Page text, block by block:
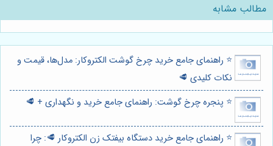
مطالب مشابه
⭐️ راهنمای جامع خرید چرخ گوشت الکتروکار: مدل‌ها، قیمت و
نکات کلیدی 🥩
⭐️ پنجره چرخ گوشت: راهنمای جامع خرید و نگهداری + 🥩
⭐️ راهنمای جامع خرید دستگاه بیفتک زن الکتروکار 🥩: چرا